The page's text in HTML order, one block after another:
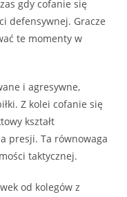
gdy cofanie się
defensywnej. Gracze
te momenty w
i agresywne,
Z kolei cofanie się
kształt
presji. Ta równowaga
taktycznej.
od kolegów z